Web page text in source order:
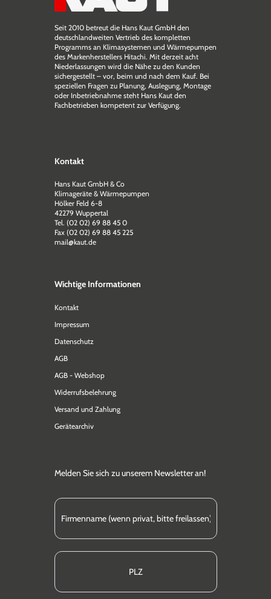
Seit 2010 betreut die Hans Kaut GmbH den
deutschlandweiten Vertrieb des kompletten
Programms an Klimasystemen und Wärmepumpen
des Markenherstellers Hitachi. Mit derzeit acht
Niederlassungen wird die Nähe zu den Kunden
sichergestellt – vor, beim und nach dem Kauf. Bei
speziellen Fragen zu Planung, Auslegung, Montage
oder Inbetriebnahme steht Hans Kaut den
Fachbetrieben kompetent zur Verfügung.
Kontakt
Hans Kaut GmbH & Co
Klimageräte & Wärmepumpen
Hölker Feld 6-8
42279 Wuppertal
Tel. (02 02) 69 88 45 0
Fax (02 02) 69 88 45 225
mail@kaut.de
Wichtige Informationen
Kontakt
Impressum
Datenschutz
AGB
AGB - Webshop
Widerrufsbelehrung
Versand und Zahlung
Gerätearchiv
Melden Sie sich zu unserem Newsletter an!